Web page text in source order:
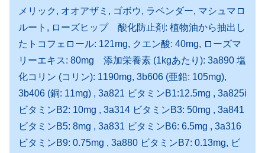
メリック, オオアザミ, ゴボウ, ラベンダー, マシュマロ
ルート, ローズヒップ 酸化防止剤: 植物油から抽出し
たトコフェロール: 121mg, クエン酸: 40mg, ローズマ
リーエキス: 80mg 添加栄養素 (1kgあたり): 3a890 塩
化コリン (コリン): 1190mg, 3b606 (亜鉛: 105mg),
3b406 (銅: 11mg) , 3a821 ビタミンB1:12.5mg , 3a825i
ビタミンB2: 10mg , 3a314 ビタミンB3: 50mg , 3a841
ビタミンB5: 8mg , 3a831 ビタミンB6: 6.5mg , 3a316
ビタミンB9: 0.75mg , 3a880 ビタミンB7: 0.13mg, ビ